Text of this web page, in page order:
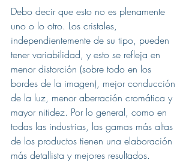
Debo decir que esto no es plenamente
uno o lo otro. Los cristales,
independientemente de su tipo, pueden
tener variabilidad, y esto se refleja en
menor distorción (sobre todo en los
bordes de la imagen), mejor conducción
de la luz, menor aberración cromática y
mayor nitidez. Por lo general, como en
todas las industrias, las gamas más altas
de los productos tienen una elaboración
más detallista y mejores resultados.